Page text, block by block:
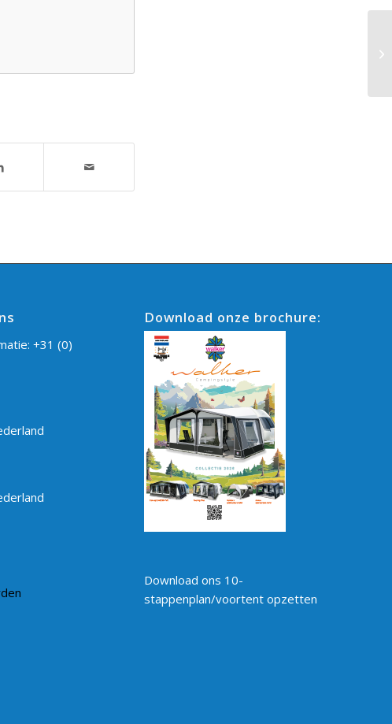
+31 (0)
Download onze brochure:
Download ons 10-
stappenplan/voortent opzetten